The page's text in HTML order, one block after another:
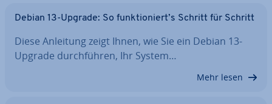
Debian 13-Upgrade: So funk­tio­niert’s Schritt für Schritt
Diese Anleitung zeigt Ihnen, wie Sie ein Debian 13-
Upgrade durch­füh­ren, Ihr System…
Mehr lesen